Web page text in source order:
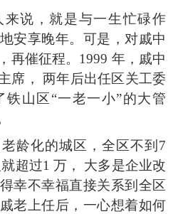
说，就是与一生忙碌作
安享晚年。可是，对戚中
再催征程。 1999 年，戚中
席， 两年后出任区关工委
铁山区 “一老一小”的大管
龄化的城区，全区不到 7
超过1 万， 大多是企业改
幸不幸福直接关系到全区
老上任后，一心想着如何